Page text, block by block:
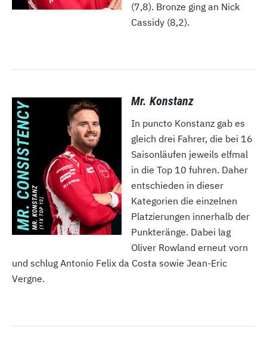
(7,8). Bronze ging an Nick
Cassidy (8,2).
Mr. Konstanz
In puncto Konstanz gab es
gleich drei Fahrer, die bei 16
Saisonläufen jeweils elfmal
in die Top 10 fuhren. Daher
entschieden in dieser
Kategorien die einzelnen
Platzierungen innerhalb der
Punkteränge. Dabei lag
Oliver Rowland erneut vorn
und schlug Antonio Felix da Costa sowie Jean-Eric
Vergne.